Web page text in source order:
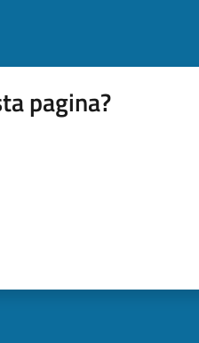
pagina?